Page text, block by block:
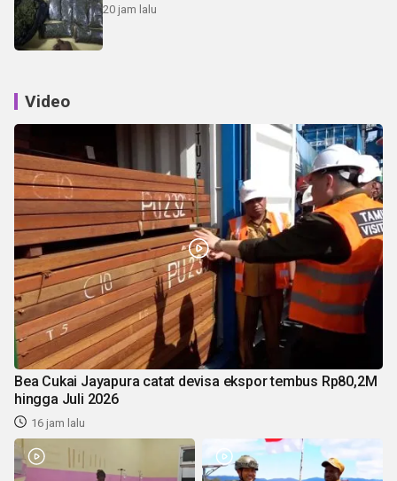
20 jam lalu
Video
Bea Cukai Jayapura catat devisa ekspor tembus Rp80,2M
hingga Juli 2026
16 jam lalu